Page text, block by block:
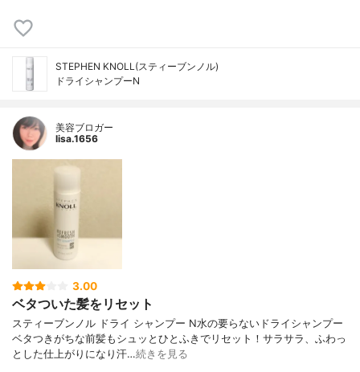
STEPHEN KNOLL(スティーブンノル)
ドライシャンプーN
美容ブロガー
lisa.1656
3.00
ベタついた髪をリセット
スティーブンノル ドライ シャンプー N 水の要らないドライシャンプー
ベタつきがちな前髪もシュッとひとふきで リセット！サラサラ、ふわっ
とした仕上がりになり汗…続きを見る